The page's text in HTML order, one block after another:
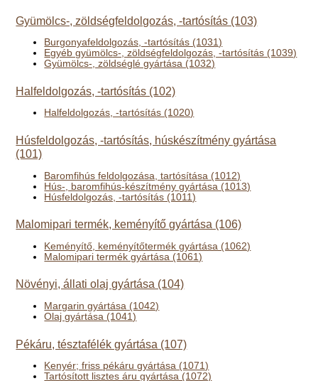
Gyümölcs-, zöldségfeldolgozás, -tartósítás (103)
Burgonyafeldolgozás, -tartósítás (1031)
Egyéb gyümölcs-, zöldségfeldolgozás, -tartósítás (1039)
Gyümölcs-, zöldséglé gyártása (1032)
Halfeldolgozás, -tartósítás (102)
Halfeldolgozás, -tartósítás (1020)
Húsfeldolgozás, -tartósítás, húskészítmény gyártása
(101)
Baromfihús feldolgozása, tartósítása (1012)
Hús-, baromfihús-készítmény gyártása (1013)
Húsfeldolgozás, -tartósítás (1011)
Malomipari termék, keményítő gyártása (106)
Keményítő, keményítőtermék gyártása (1062)
Malomipari termék gyártása (1061)
Növényi, állati olaj gyártása (104)
Margarin gyártása (1042)
Olaj gyártása (1041)
Pékáru, tésztafélék gyártása (107)
Kenyér; friss pékáru gyártása (1071)
Tartósított lisztes áru gyártása (1072)